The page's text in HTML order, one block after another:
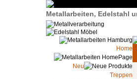
Metallarbeiten, Edelstahl
Home
Neu
Treppen